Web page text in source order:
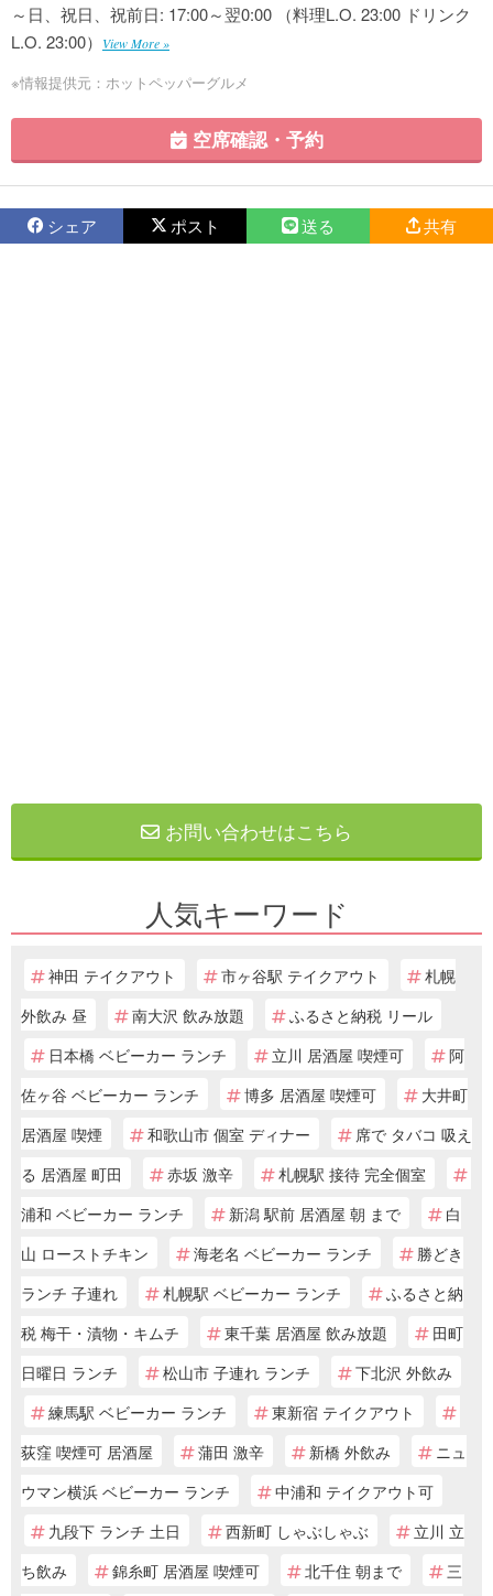
～日、祝日、祝前日: 17:00～翌0:00 （料理L.O. 23:00 ドリンク
L.O. 23:00）
View More »
※情報提供元：ホットペッパーグルメ
空席確認・予約
シェア ポスト 送る 共有
お問い合わせはこちら
人気キーワード
神田 テイクアウト 市ヶ谷駅 テイクアウト
札幌
外飲み 昼
南大沢 飲み放題
ふるさと納税 リール
日本橋 ベビーカー ランチ
立川 居酒屋 喫煙可
阿
佐ヶ谷 ベビーカー ランチ
博多 居酒屋 喫煙可
大井町
居酒屋 喫煙
和歌山市 個室 ディナー
席で タバコ 吸え
る 居酒屋 町田
赤坂 激辛
札幌駅 接待 完全個室
浦和 ベビーカー ランチ
新潟 駅前 居酒屋 朝 まで
白
山 ローストチキン
海老名 ベビーカー ランチ
勝どき
ランチ 子連れ
札幌駅 ベビーカー ランチ
ふるさと納
税 梅干・漬物・キムチ
東千葉 居酒屋 飲み放題
田町
日曜日 ランチ
松山市 子連れ ランチ
下北沢 外飲み
練馬駅 ベビーカー ランチ
東新宿 テイクアウト
荻窪 喫煙可 居酒屋
蒲田 激辛 新橋 外飲み
ニュ
ウマン横浜 ベビーカー ランチ
中浦和 テイクアウト可
九段下 ランチ 土日
西新町 しゃぶしゃぶ
立川 立
ち飲み
錦糸町 居酒屋 喫煙可 北千住 朝まで 三